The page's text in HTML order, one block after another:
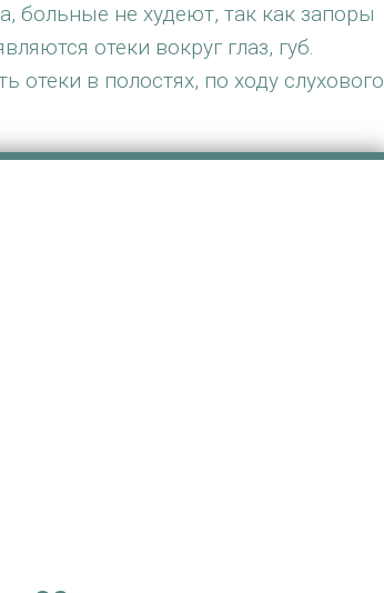
больные не худеют, так как запоры
отеки вокруг глаз, губ.
в полостях, по ходу слухового